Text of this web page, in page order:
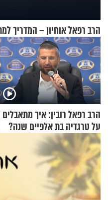
הרב רפאל אוחיון – המדריך
הרב רפאל רובין: איך מתאבלים
על טרגדיה בת אלפיים שנה?